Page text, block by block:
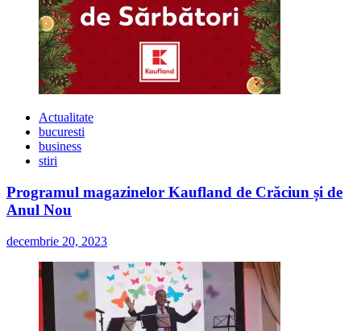
Actualitate
bucuresti
business
stiri
Programul magazinelor Kaufland de Crăciun și de
Anul Nou
decembrie 20, 2023